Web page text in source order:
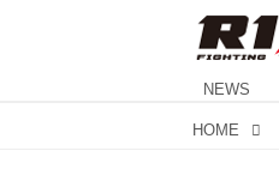
NEWS
HOME